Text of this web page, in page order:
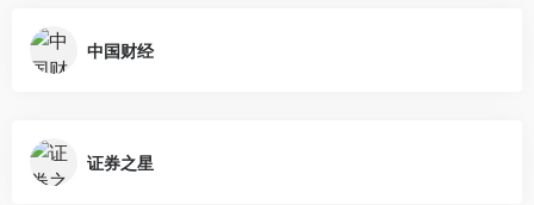
中国财经
证券之星